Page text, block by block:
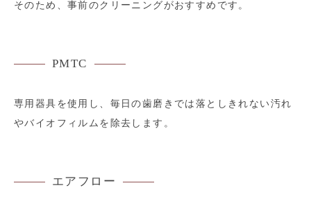
そのため、事前のクリーニングがおすすめです。
PMTC
専用器具を使用し、毎日の歯磨きでは落としきれない汚れ
やバイオフィルムを除去します。
エアフロー